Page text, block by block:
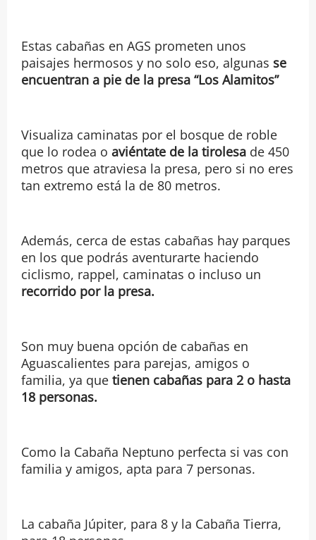
Estas cabañas en AGS prometen unos
paisajes hermosos y no solo eso, algunas se
encuentran a pie de la presa “Los Alamitos”
Visualiza caminatas por el bosque de roble
que lo rodea o aviéntate de la tirolesa de 450
metros que atraviesa la presa, pero si no eres
tan extremo está la de 80 metros.
Además, cerca de estas cabañas hay parques
en los que podrás aventurarte haciendo
ciclismo, rappel, caminatas o incluso un
recorrido por la presa.
Son muy buena opción de cabañas en
Aguascalientes para parejas, amigos o
familia, ya que tienen cabañas para 2 o hasta
18 personas.
Como la Cabaña Neptuno perfecta si vas con
familia y amigos, apta para 7 personas.
La cabaña Júpiter, para 8 y la Cabaña Tierra,